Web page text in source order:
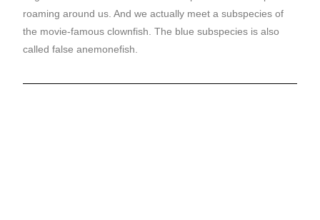
roaming around us. And we actually meet a subspecies of
the movie-famous clownfish. The blue subspecies is also
called false anemonefish.